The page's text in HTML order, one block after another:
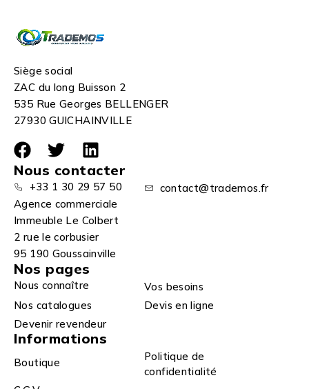
Siège social
ZAC du long Buisson 2
535 Rue Georges BELLENGER
27930 GUICHAINVILLE
Nous contacter
+33 1 30 29 57 50
contact@trademos.fr
Agence commerciale
Immeuble Le Colbert
2 rue le corbusier
95 190 Goussainville
Nos pages
Nous connaître
Vos besoins
Nos catalogues
Devis en ligne
Devenir revendeur
Informations
Boutique
Politique de
confidentialité